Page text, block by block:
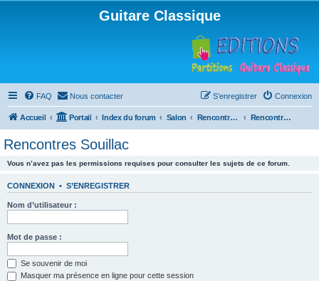
Guitare Classique
FAQ Nous contacter Connexion
S’enregistrer
Accueil Portail Index du forum Salon Rencontres musicales Rencontres Souillac
Rencontres Souillac
Vous n’avez pas les permissions requises pour consulter les sujets de ce forum.
CONNEXION • S’ENREGISTRER
Nom d’utilisateur :
Mot de passe :
Se souvenir de moi
Masquer ma présence en ligne pour cette session